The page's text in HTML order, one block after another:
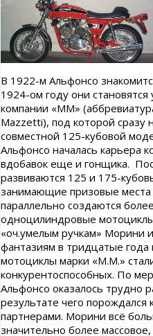
В 1922-м Альфонсо
1924-ом году они
компании «ММ»
Mazzetti), под которой сразу
совместной 125-кубовой
Альфонсо началась карьера
вдобавок еще и гонщика.
развиваются 125 и 175-
занимающие призовые места
параллельно создаются
одноцилиндровые
«оч.умелым ручкам» Морини
фантазиям в тридцатые года
мотоциклы марки «М.М.»
конкурентоспособных. По
Альфонсо оказалось трудно
результате чего
партнерами. Морини всё
значительно более